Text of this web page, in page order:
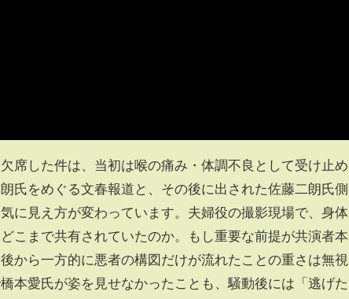
席した件は、当初は喉の痛み・体調不良として受け止め
氏をめぐる文春報道と、その後に出された佐藤二朗氏側
に見え方が変わっています。夫婦役の撮影現場で、身体
こまで共有されていたのか。もし重要な前提が共演者本
から一方的に悪者の構図だけが流れたことの重さは無視
本愛氏が姿を見せなかったことも、騒動後には「逃げた